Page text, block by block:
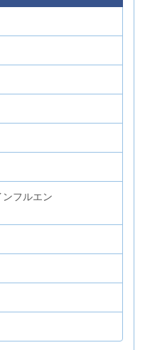
フルエン